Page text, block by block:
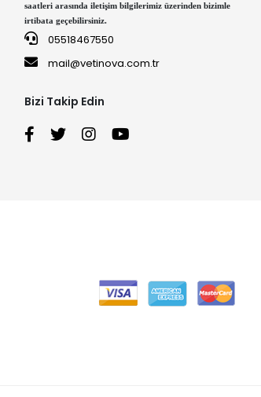
saatleri arasında iletişim bilgilerimiz üzerinden bizimle
irtibata geçebilirsiniz.
05518467550
mail@vetinova.com.tr
Bizi Takip Edin